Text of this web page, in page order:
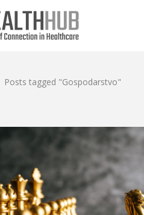
Posts tagged "Gospodarstvo"